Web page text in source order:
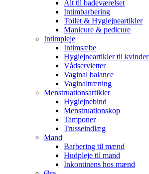
Alt til badeværelset
Intimbarbering
Toilet & Hygiejneartikler
Manicure & pedicure
Intimpleje
Intimsæbe
Hygiejneartikler til kvinder
Vådservietter
Vaginal balance
Vaginaltræning
Menstruationsartikler
Hygiejnebind
Menstruationskop
Tamponer
Trusseindlæg
Mand
Barbering til mænd
Hudpleje til mand
Inkontinens hos mænd